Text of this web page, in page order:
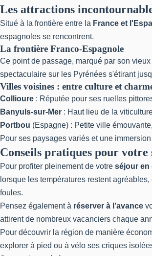
Les attractions
Situé à la frontière entre la France et
espagnoles se rencontrent.
La frontière Franco-Espagnole
Ce point de passage, marqué par son
spectaculaire sur les Pyrénées s'étirant
Villes voisines : entre culture et
Collioure : Réputée pour ses ruelles
Banyuls-sur-Mer : Haut lieu de la
Portbou (Espagne) : Petite ville
Pour ses paysages variés et une
Conseils pratiques pour
Pour profiter pleinement de votre séjour en
lorsque les températures restent
foules.
Pensez également à réserver à l’avance
attirent de nombreux vacanciers chaque
Pour découvrir la région de manière
explorer à pied ou à vélo ses criques